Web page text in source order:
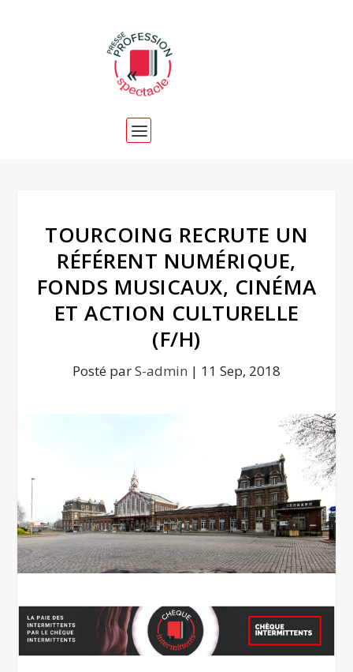
TOURCOING RECRUTE UN
RÉFÉRENT NUMÉRIQUE,
FONDS MUSICAUX, CINÉMA
ET ACTION CULTURELLE
(F/H)
Posté parS-admin | 11 Sep, 2018